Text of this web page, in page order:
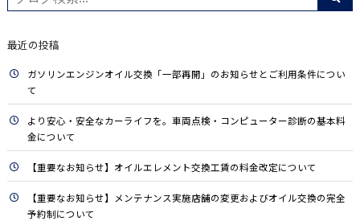
最近の投稿
ガソリンエンジンオイル交換「一部再開」のお知らせとご利用条件につい
て
より安心・安全なカーライフを。車両点検・コンピューター診断の基本料
金について
【重要なお知らせ】オイルエレメント交換工賃の料金改定について
【重要なお知らせ】メンテナンス実施店舗の変更およびオイル交換の完全
予約制について